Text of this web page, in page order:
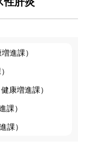
進課）
）
健康増進課）
課）
課）